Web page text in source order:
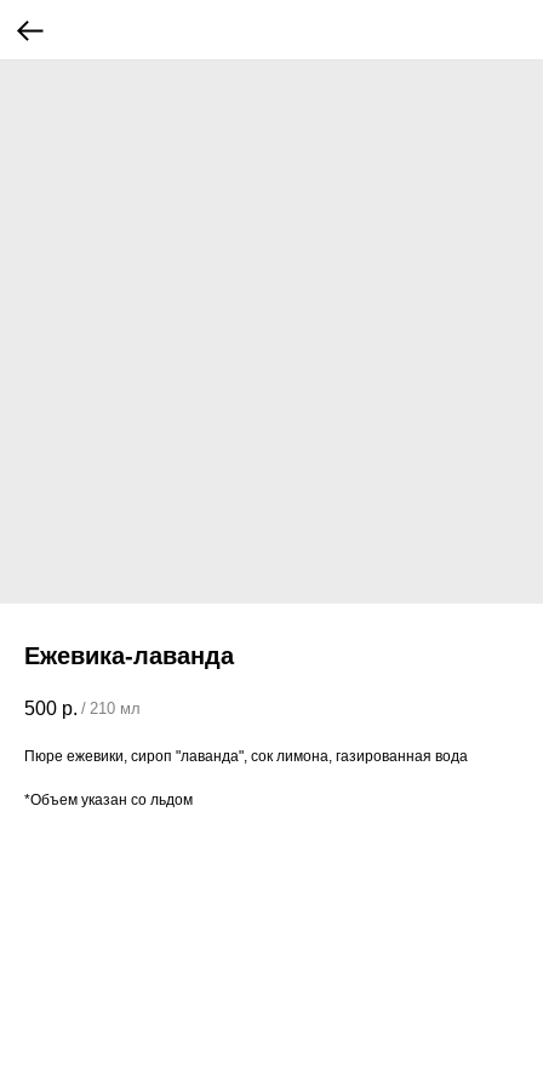
Ежевика-лаванда
500 р. / 210 мл
Пюре ежевики, сироп "лаванда", сок лимона, газированная вода
*Объем указан со льдом